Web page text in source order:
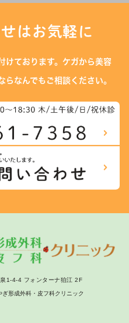
はお気軽に
けております。ケガから美容
ら なんでもご相談ください。
1-4-4 フォンターナ狛江 2F
ぎ形成外科・皮フ科クリニック